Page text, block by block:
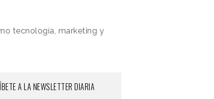
tecnología, marketing y
A LA NEWSLETTER DIARIA